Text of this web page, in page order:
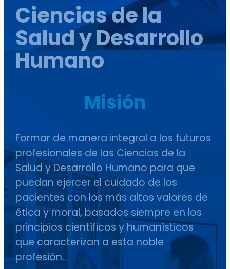
Ciencias de la
Salud y Desarrollo
Humano
Misión
Formar de manera integral a los futuros
profesionales de las Ciencias de la
Salud y Desarrollo Humano para que
puedan ejercer el cuidado de los
pacientes con los más altos valores de
ética y moral, basados siempre en los
principios científicos y humanísticos
que caracterizan a esta noble
profesión.